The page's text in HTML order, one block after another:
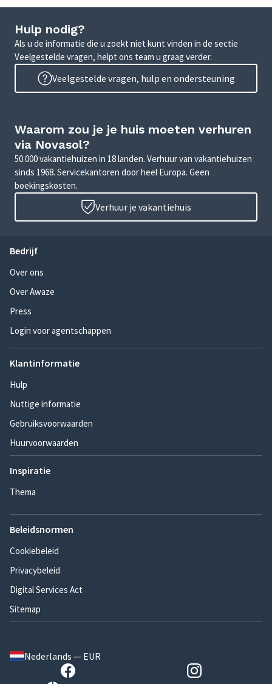
Hulp nodig?
Als u de informatie die u zoekt niet kunt vinden in de sectie
Veelgestelde vragen, helpt ons team u graag verder.
Veelgestelde vragen, hulp en ondersteuning
Waarom zou je je huis moeten verhuren
via Novasol?
50.000 vakantiehuizen in 18 landen. Verhuur van vakantiehuizen
sinds 1968. Servicekantoren door heel Europa. Geen
boekingskosten.
Verhuur je vakantiehuis
Bedrijf
Over ons
Over Awaze
Press
Login voor agentschappen
Klantinformatie
Hulp
Nuttige informatie
Gebruiksvoorwaarden
Huurvoorwaarden
Inspiratie
Thema
Beleidsnormen
Cookiebeleid
Privacybeleid
Digital Services Act
Sitemap
Nederlands — EUR